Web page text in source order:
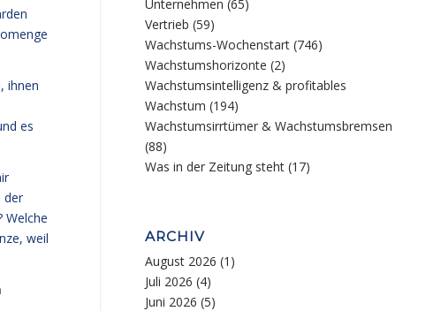
ihnen
es
der
Welche
weil
Unternehmen (65)
Vertrieb (59)
Wachstums-Wochenstart (746)
Wachstumshorizonte (2)
Wachstumsintelligenz & profitables
Wachstum (194)
Wachstumsirrtümer & Wachstumsbremsen
(88)
Was in der Zeitung steht (17)
ARCHIV
August 2026 (1)
Juli 2026 (4)
Juni 2026 (5)